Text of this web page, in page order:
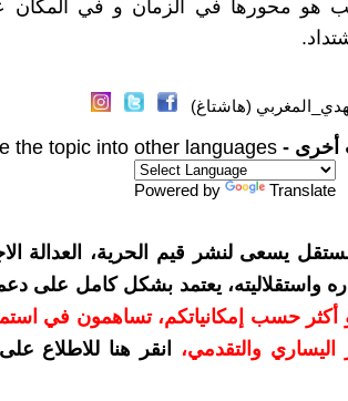
هو محورها في الزمان و في
(هاشتاغ)
أخرى - the topic into other languages
Powered by Translate
يسعى لنشر قيم الحرية، العدالة
واستقلاليته، يعتمد بشكل كامل على
سنويًا أو أكثر حسب إمكانياتكم، تساهمون في
اليساري والتقدمي،
انقر هنا للاطلاع